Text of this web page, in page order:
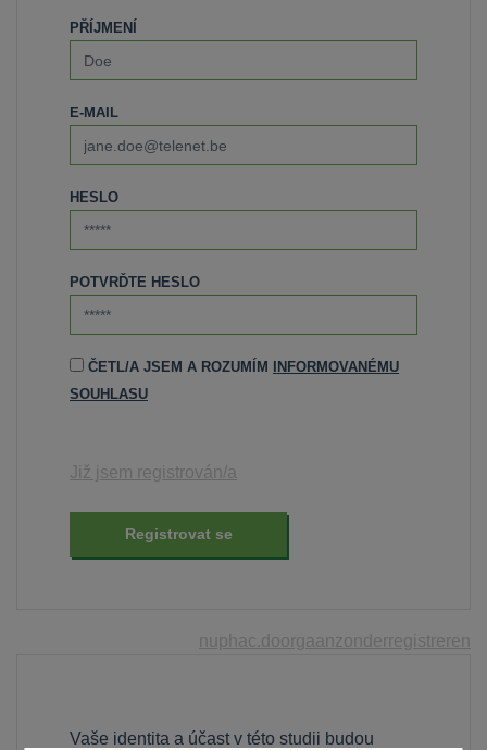
PŘÍJMENÍ
E-MAIL
HESLO
POTVRĎTE HESLO
ČETL/A JSEM A ROZUMÍM
INFORMOVANÉMU
SOUHLASU
Již jsem registrován/a
Registrovat se
nuphac.doorgaanzonderregistreren
Vaše identita a účast v této studii budou